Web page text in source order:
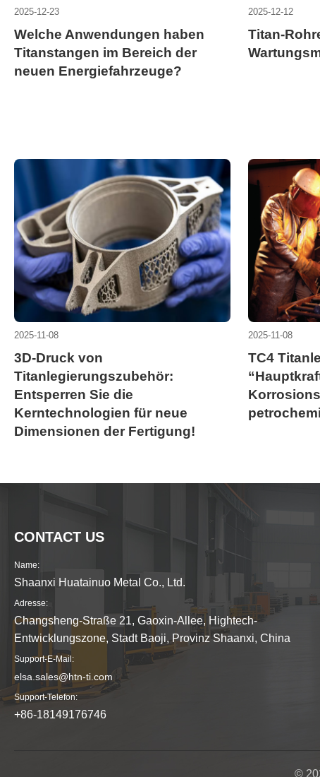
2025-12-23
Welche Anwendungen haben
Titanstangen im Bereich der
neuen Energiefahrzeuge?
2025-12-12
Titan-
2025-11-08
3D-Druck von
Titanlegierungszubehör:
Entsperren Sie die
Kerntechnologien für neue
Dimensionen der Fertigung!
2025-11-08
TC4
CONTACT US
Name:
Shaanxi Huatainuo Metal Co., Ltd.
Adresse:
Changsheng-Straße 21, Gaoxin-Allee, Hightech-
Entwicklungszone, Stadt Baoji, Provinz Shaanxi, China
Support-E-Mail:
elsa.sales@htn-ti.com
Support-Telefon:
+86-18149176746
©